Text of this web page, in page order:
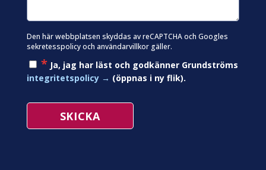
Den här webbplatsen skyddas av reCAPTCHA och Googles
sekretesspolicyoch användarvillkorgäller.
*Ja, jag har läst och godkänner Grundströms
integritetspolicy
(öppnas i ny flik).